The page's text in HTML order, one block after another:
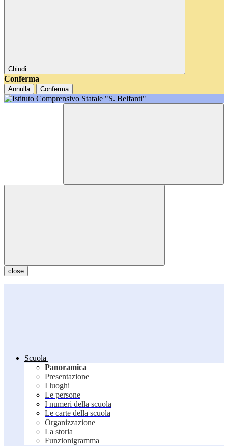
Chiudi
Conferma
Annulla Conferma
close
Scuola
Panoramica
Presentazione
I luoghi
Le persone
I numeri della scuola
Le carte della scuola
Organizzazione
La storia
Funzionigramma